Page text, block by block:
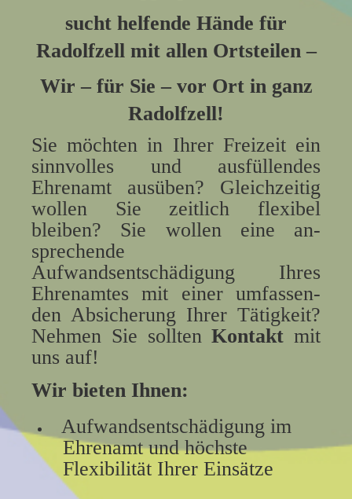
sucht helfende Hände für
Radolfzell mit allen Ortsteilen –
Wir – für Sie – vor Ort in ganz
Radolfzell!
Sie möchten in Ihrer Freizeit ein
sinnvolles und ausfüllendes
Ehrenamt ausü­ben? Gleichzeitig
wollen Sie zeitlich flexibel
bleiben? Sie wollen eine an­
sprechende
Aufwandsentschädigung Ihres
Ehrenamtes mit einer umfassen­
den Absicherung Ihrer Tätigkeit?
Nehmen Sie solltenKontakt mit
uns auf!
Wir bieten Ihnen:
Aufwandsentschädigung im
Ehrenamt und höchste
Flexibilität Ihrer Einsätze